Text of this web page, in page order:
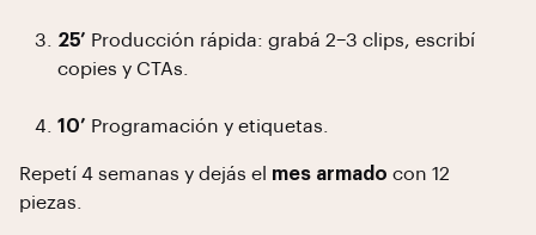
25’ Producción rápida: grabá 2–3 clips, escribí
copies y CTAs.
10’ Programación y etiquetas.
Repetí 4 semanas y dejás el mes armado con 12
piezas.